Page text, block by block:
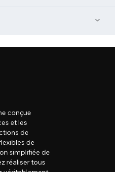
conçue
et les
de
de
simplifiée de
réaliser tous